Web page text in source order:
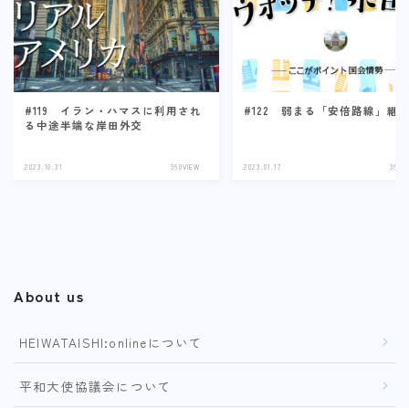
#119 イラン・ハマスに利用され
る中途半端な岸田外交
2023.10.31 360VIEW
#122 弱まる「安倍路線」継
2023.01.17
About us
HEIWATAISHI:onlineについて
平和大使協議会について